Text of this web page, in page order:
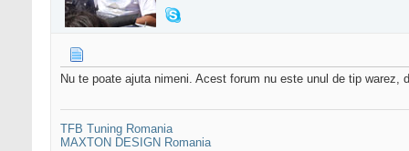
Nu te poate ajuta nimeni. Acest forum nu este unul de tip warez,
TFB Tuning Romania
MAXTON DESIGN Romania